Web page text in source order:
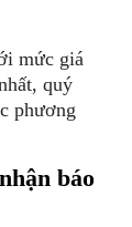
mức giá
quý
phương
báo